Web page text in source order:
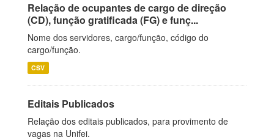
Relação de ocupantes de cargo de direção
(CD), função gratificada (FG) e funç...
Nome dos servidores, cargo/função, código do
cargo/função.
CSV
Editais Publicados
Relação dos editais publicados, para provimento de
vagas na Unifei.